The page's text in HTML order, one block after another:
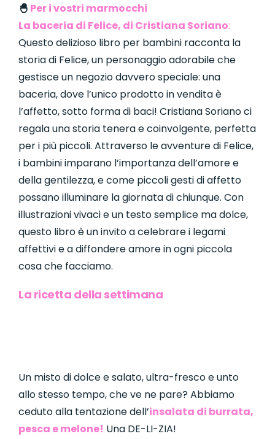
🐣 Per i vostri marmocchi
La baceria di Felice, di Cristiana Soriano:
Questo delizioso libro per bambini racconta la
storia di Felice, un personaggio adorabile che
gestisce un negozio davvero speciale: una
baceria, dove l’unico prodotto in vendita è
l’affetto, sotto forma di baci! Cristiana Soriano ci
regala una storia tenera e coinvolgente, perfetta
per i più piccoli. Attraverso le avventure di Felice,
i bambini imparano l’importanza dell’amore e
della gentilezza, e come piccoli gesti di affetto
possano illuminare la giornata di chiunque. Con
illustrazioni vivaci e un testo semplice ma dolce,
questo libro è un invito a celebrare i legami
affettivi e a diffondere amore in ogni piccola
cosa che facciamo.
La ricetta della settimana
Un misto di dolce e salato, ultra-fresco e unto
allo stesso tempo, che ve ne pare? Abbiamo
ceduto alla tentazione dell’insalata di burrata,
pesca e melone! Una DE-LI-ZIA!